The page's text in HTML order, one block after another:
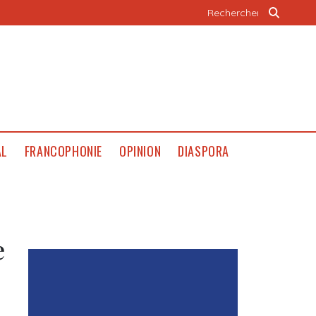
FRANCOPHONIE OPINION DIASPORA